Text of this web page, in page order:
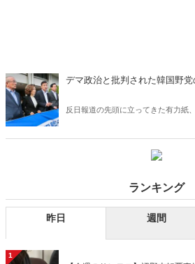
デマ政治と批判された韓国野
反日報道の先頭に立ってきた有力紙
と書いて反論したことは、長く日韓
ランキング
昨日 週間
1